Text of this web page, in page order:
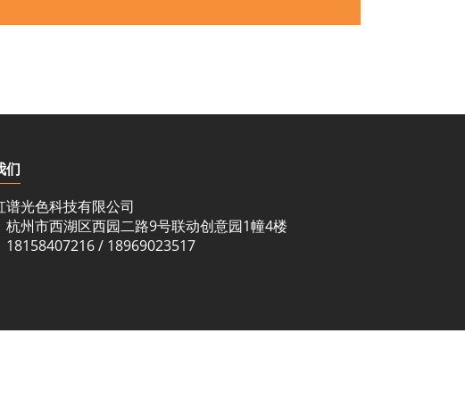
们
谱光色科技有限公司
杭州市西湖区西园二路9号联动创意园1幢4楼
18158407216 / 18969023517